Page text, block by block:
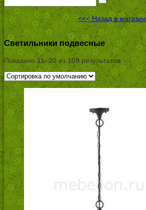
<<< Назад в магазин
Светильники подвесные
Показано 11–20 из 109 результатов